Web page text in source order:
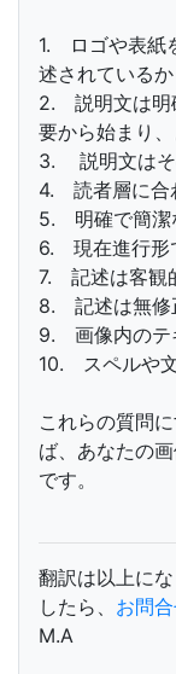
1. ロゴや表紙
述されているか
2. 説明文は明
要から始まり
3. 説明文はそ
4. 読者層に合
5. 明確で簡潔
6. 現在進行形
7. 記述は客観
8. 記述は無修
9. 画像内のテ
10. スペルや
これらの質問
ば、あなたの
です。
翻訳は以上に
したら、 お問
M.A